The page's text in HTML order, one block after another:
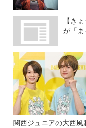
【き
が「
関西ジュニアの大西風